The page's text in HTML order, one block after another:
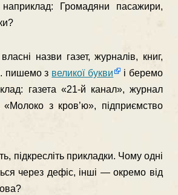
Громадяни пасажири,
назви газет, журналів, книг,
пишемо з великої букви
і беремо
газета «21-й канал», журнал
з кров’ю», підприємство
підкресліть прикладки. Чому одні
через дефіс, інші — окремо від